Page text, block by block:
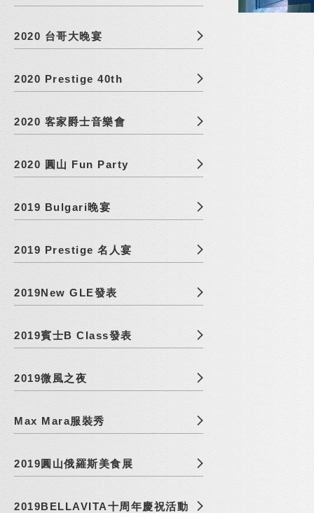
2020 台哥大晚宴
2020 Prestige 40th
2020 客家爵士音樂會
2020 圓山 Fun Party
2019 Bulgari晚宴
2019 Prestige 名人宴
2019New GLE發表
2019賓士B Class發表
2019微風之夜
Max Mara服裝秀
2019圓山俄羅斯美食展
2019BELLAVITA十周年慶祝活動